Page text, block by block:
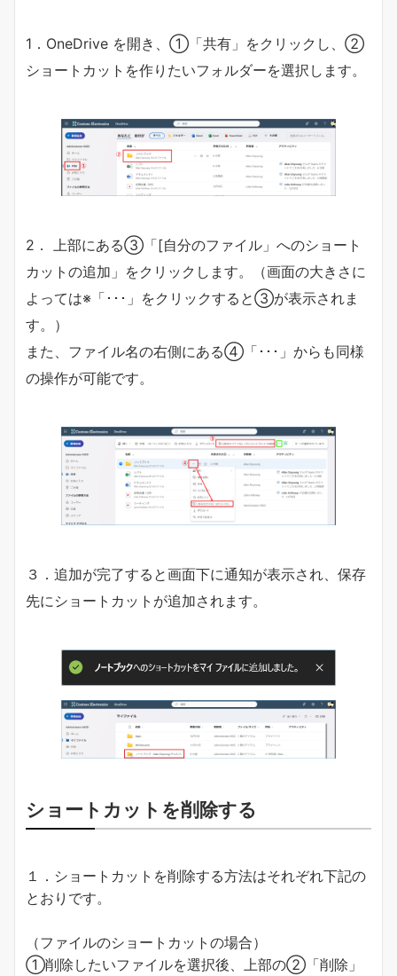
1．OneDrive を開き、①「共有」をクリックし、②
ショートカットを作りたいフォルダーを選択します。
2． 上部にある③「[自分のファイル」へのショート
カットの追加」をクリックします。（画面の大きさに
よっては※「･･･」をクリックすると③が表示されま
す。）
また、ファイル名の右側にある④「･･･」からも同様
の操作が可能です。
３．追加が完了すると画面下に通知が表示され、保存
先にショートカットが追加されます。
ショートカットを削除する
１．ショートカットを削除する方法はそれぞれ下記の
とおりです。
（ファイルのショートカットの場合）
①削除したいファイルを選択後、上部の②「削除」